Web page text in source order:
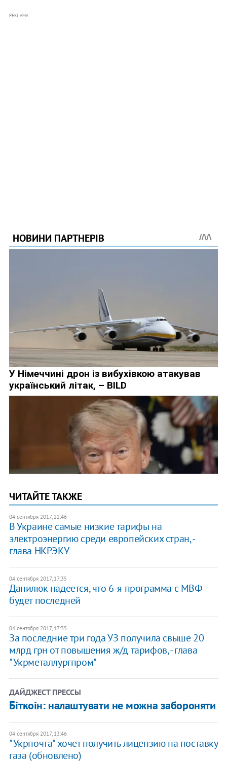
РЕКЛАМА
ЧИТАЙТЕ ТАКЖЕ
04 сентября 2017, 22:46
В Украине самые низкие тарифы на
электроэнергию среди европейских стран, -
глава НКРЭКУ
04 сентября 2017, 17:35
Данилюк надеется, что 6-я программа с МВФ
будет последней
04 сентября 2017, 17:35
За последние три года УЗ получила свыше 20
млрд грн от повышения ж/д тарифов, - глава
"Укрметаллургпром"
ДАЙДЖЕСТ ПРЕССЫ
Біткоін: налаштувати не можна забороняти
04 сентября 2017, 13:46
"Укрпочта" хочет получить лицензию на поставку
газа (обновлено)